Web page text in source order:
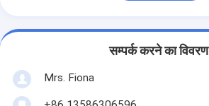
सम्पर्क करने का विवरण
Mrs. Fiona